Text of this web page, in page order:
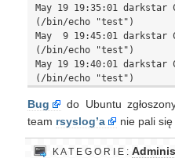
May 19 19:35:01 darkstar
(/bin/echo "test")
May  9 19:45:01 darkstar
(/bin/echo "test")
May 19 19:40:01 darkstar
Bug
do Ubuntu
team rsyslog’a nie pali
K A T E G O R I E :